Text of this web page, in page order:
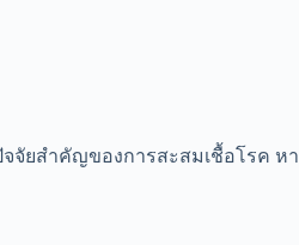
ยสำคัญของการสะสมเชื้อโรค ห